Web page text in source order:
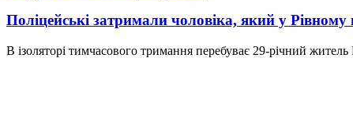
Поліцейські затримали чоловіка, який у Рівному
В ізоляторі тимчасового тримання перебуває 29-річний